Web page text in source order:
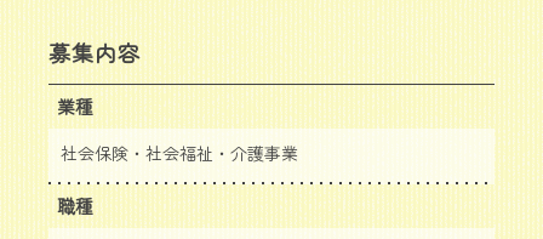
募集内容
業種
社会保険・社会福祉・介護事業
職種